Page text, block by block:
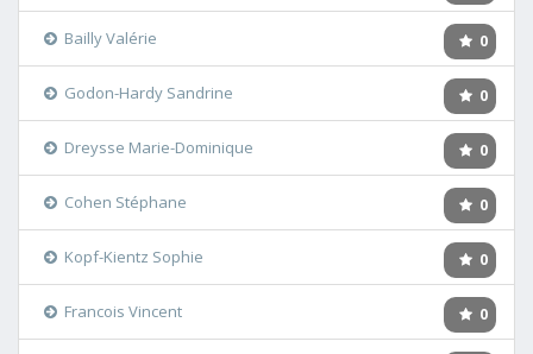
0
Bailly Valérie
0
Godon-Hardy Sandrine
0
Dreysse Marie-Dominique
0
Cohen Stéphane
0
Kopf-Kientz Sophie
0
Francois Vincent